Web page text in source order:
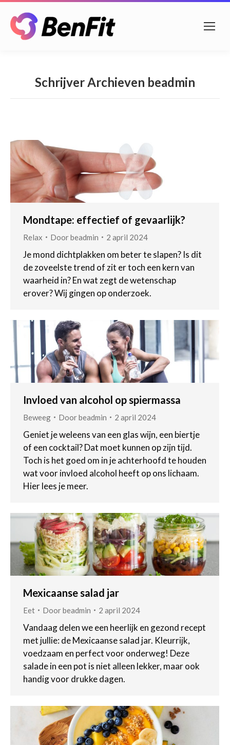
Schrijver Archieven beadmin
Mondtape: effectief of gevaarlijk?
Relax Doorbeadmin 2 april 2024
Je mond dichtplakken om beter te slapen? Is dit
de zoveelste trend of zit er toch een kern van
waarheid in? En wat zegt de wetenschap
erover? Wij gingen op onderzoek.
Invloed van alcohol op spiermassa
Beweeg Doorbeadmin 2 april 2024
Geniet je weleens van een glas wijn, een biertje
of een cocktail? Dat moet kunnen op zijn tijd.
Toch is het goed om in je achterhoofd te houden
wat voor invloed alcohol heeft op ons lichaam.
Hier lees je meer.
Mexicaanse salad jar
Eet Doorbeadmin 2 april 2024
Vandaag delen we een heerlijk en gezond recept
met jullie: de Mexicaanse salad jar. Kleurrijk,
voedzaam en perfect voor onderweg! Deze
salade in een pot is niet alleen lekker, maar ook
handig voor drukke dagen.